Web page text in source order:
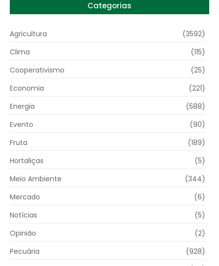
Categorias
Agricultura
(3592)
Clima
(115)
Cooperativismo
(25)
Economia
(221)
Energia
(588)
Evento
(90)
Fruta
(189)
Hortaliças
(5)
Meio Ambiente
(344)
Mercado
(6)
Notícias
(5)
Opinião
(2)
Pecuária
(928)